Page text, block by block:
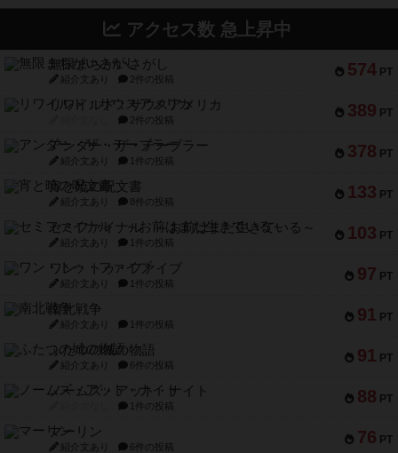
アクセス数 急上昇中
574 PT
無限まちがいさがし
紹介文あり 2件の投稿
389 PT
リワイルド：サウスアメリカ
2件の投稿
378 PT
アンダー・ザ・テーブラー
紹介文あり 1件の投稿
133 PT
宵と暁の呪文書
紹介文あり 8件の投稿
103 PT
セミファイナル ～お前はまだ生きている～
紹介文あり 1件の投稿
97 PT
ワン・トゥ・ファイブ
紹介文あり 1件の投稿
91 PT
南北戦争
紹介文あり 1件の投稿
91 PT
ふたつの城の物語
紹介文あり 6件の投稿
88 PT
ノームズ・アット・ナイト
1件の投稿
76 PT
マーリン
紹介文あり 6件の投稿